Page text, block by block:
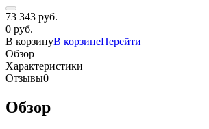
73 343 руб.
0 руб.
В корзинуВ корзинеПерейти
Обзор
Характеристики
Отзывы0
Обзор